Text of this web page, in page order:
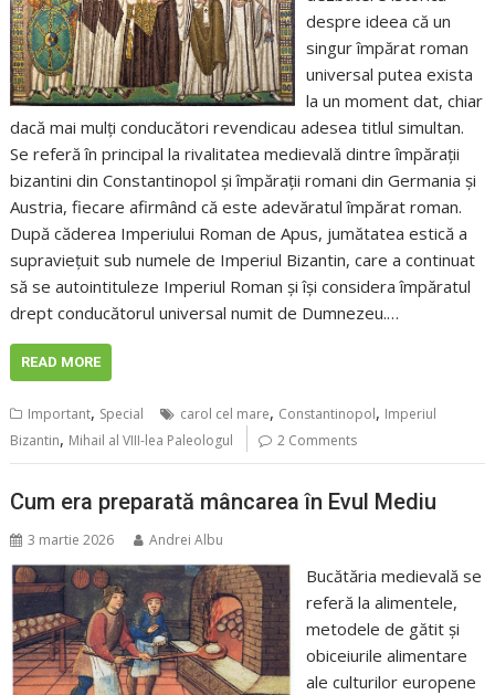
despre ideea că un
singur împărat roman
universal putea exista
la un moment dat, chiar
dacă mai mulți conducători revendicau adesea titlul simultan.
Se referă în principal la rivalitatea medievală dintre împărații
bizantini din Constantinopol și împărații romani din Germania și
Austria, fiecare afirmând că este adevăratul împărat roman.
După căderea Imperiului Roman de Apus, jumătatea estică a
supraviețuit sub numele de Imperiul Bizantin, care a continuat
să se autointituleze Imperiul Roman și își considera împăratul
drept conducătorul universal numit de Dumnezeu.…
READ MORE
Important, Special carol cel mare, Constantinopol, Imperiul
Bizantin, Mihail al VIII-lea Paleologul 2 Comments
Cum era preparată mâncarea în Evul Mediu
3 martie 2026 Andrei Albu
Bucătăria medievală se
referă la alimentele,
metodele de gătit și
obiceiurile alimentare
ale culturilor europene